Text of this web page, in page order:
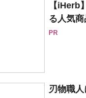
【iHerb
る人気商
PR
刃物職